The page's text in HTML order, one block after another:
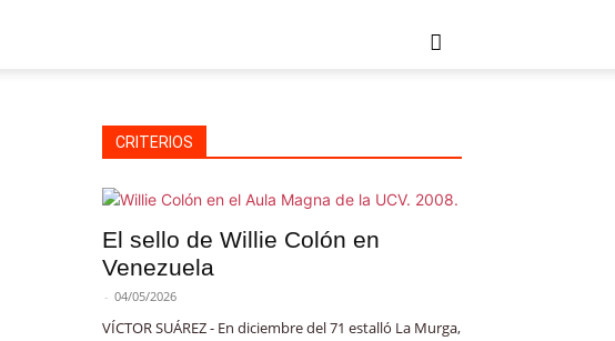
CRITERIOS
El sello de Willie Colón en
Venezuela
- 04/05/2026
VÍCTOR SUÁREZ - En diciembre del 71 estalló La Murga,